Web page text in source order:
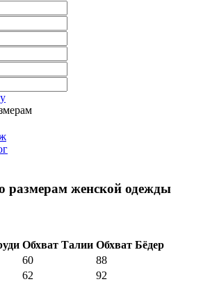
размерам женской одежды
Обхват Талии Обхват Бёдер
60
88
62
92